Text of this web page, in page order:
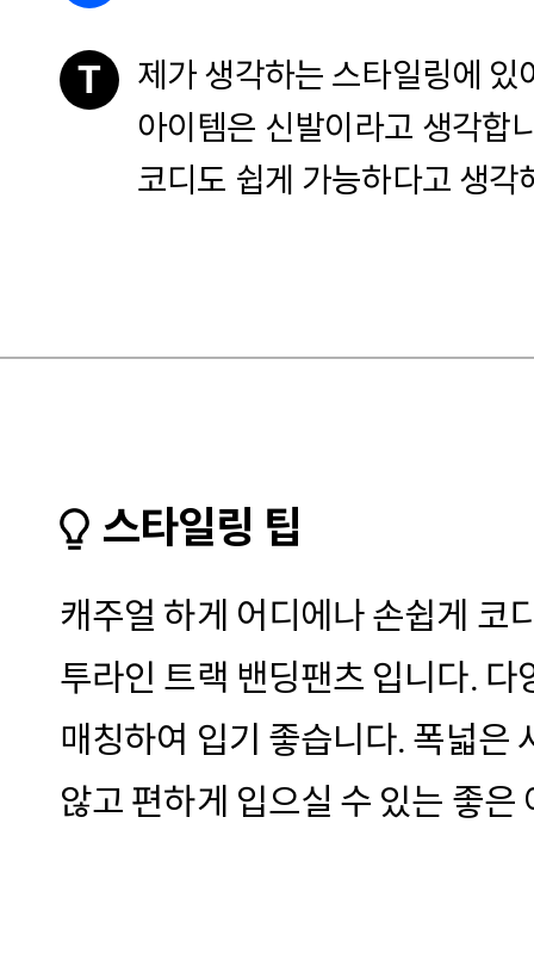
T
제가 생각하는 스타일링에 있
아이템은 신발이라고 생각합
코디도 쉽게 가능하다고 생
스타일링 팁
캐주얼 하게 어디에나 손쉽게 코
투라인 트랙 밴딩팬츠 입니다. 다
매칭하여 입기 좋습니다. 폭넓은
않고 편하게 입으실 수 있는 좋은